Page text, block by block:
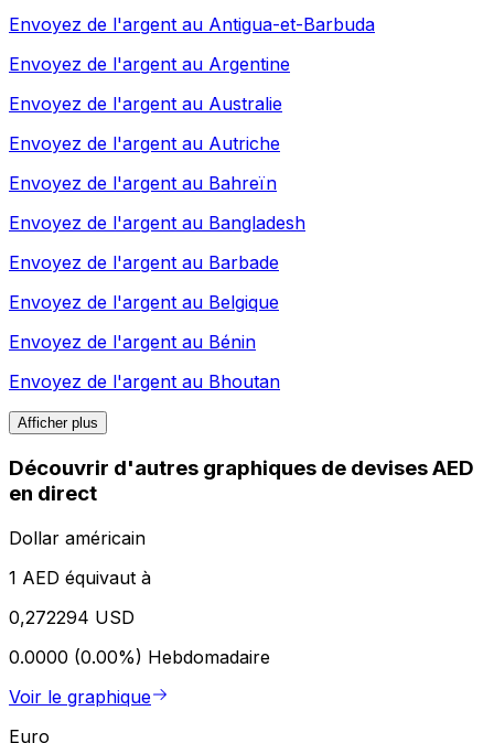
Envoyez de l'argent au Antigua-et-Barbuda
Envoyez de l'argent au Argentine
Envoyez de l'argent au Australie
Envoyez de l'argent au Autriche
Envoyez de l'argent au Bahreïn
Envoyez de l'argent au Bangladesh
Envoyez de l'argent au Barbade
Envoyez de l'argent au Belgique
Envoyez de l'argent au Bénin
Envoyez de l'argent au Bhoutan
Afficher plus
Découvrir d'autres graphiques de devises AED
en direct
Dollar américain
1 AED équivaut à
0,272294 USD
0.0000 (0.00%) Hebdomadaire
Voir le graphique
Euro